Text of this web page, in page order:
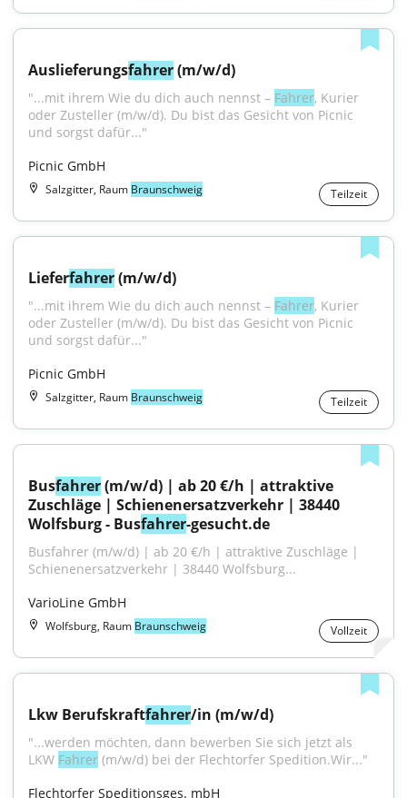
Auslieferungsfahrer (m/w/d)
"...mit ihrem Wie du dich auch nennst – Fahrer, Kurier
oder Zusteller (m/w/d). Du bist das Gesicht von Picnic
und sorgst dafür..."
Picnic GmbH
Salzgitter, Raum Braunschweig Teilzeit
Lieferfahrer (m/w/d)
"...mit ihrem Wie du dich auch nennst – Fahrer, Kurier
oder Zusteller (m/w/d). Du bist das Gesicht von Picnic
und sorgst dafür..."
Picnic GmbH
Salzgitter, Raum Braunschweig Teilzeit
Busfahrer (m/w/d) | ab 20 €/h | attraktive
Zuschläge | Schienenersatzverkehr | 38440
Wolfsburg - Busfahrer-gesucht.de
Busfahrer (m/w/d) | ab 20 €/h | attraktive Zuschläge |
Schienenersatzverkehr | 38440 Wolfsburg...
VarioLine GmbH
Wolfsburg, Raum Braunschweig Vollzeit
Lkw Berufskraftfahrer/in (m/w/d)
"...werden möchten, dann bewerben Sie sich jetzt als
LKW Fahrer (m/w/d) bei der Flechtorfer Spedition.Wir..."
Flechtorfer Speditionsges. mbH